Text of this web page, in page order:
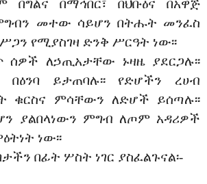
በግልና በማኅበር፣ በህቡዕና በአዋጅ
መተው ሳይሆን በትሑት መንፈስ
የሚያስገዛ ድንቅ ሥርዓት ነው፡፡
ለኃጢአታቸው ኑዛዜ ያደርጋሉ፡፡
በዕንባ ይታጠባሉ፡፡ የድሆችን ረሀብ
ቁርስና ምሳቸውን ለድሆች ይሰጣሉ፡፡
ያልበላነውን ምግብ ለጦም አዳሪዎች
ነው፡፡
በፊት ሦስት ነገር ያስፈልጉናል፡-